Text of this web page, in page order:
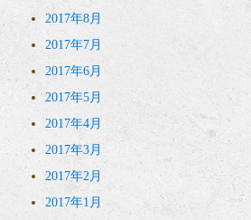
2017年8月
2017年7月
2017年6月
2017年5月
2017年4月
2017年3月
2017年2月
2017年1月